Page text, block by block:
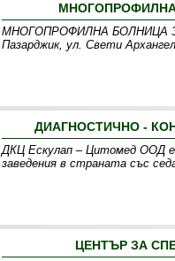
МНОГОПРОФИЛНА
МНОГОПРОФИЛНА БОЛНИЦА ЗА
Пазарджик, ул. Свети
ДИАГНОСТИЧНО -
ДКЦ Ескулап – Цитомед ООД е
заведения в страната със
ЦЕНТЪР ЗА